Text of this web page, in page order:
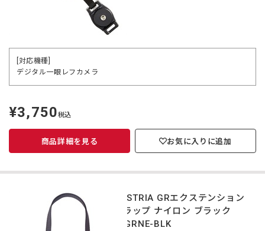
[対応機種]
デジタル一眼レフカメラ
定
価
¥3,750税込
商品詳細を見る お気に入りに追加
INDUSTRIA GRエクステンション
ストラップ ナイロン ブラック
IND-GRNE-BLK